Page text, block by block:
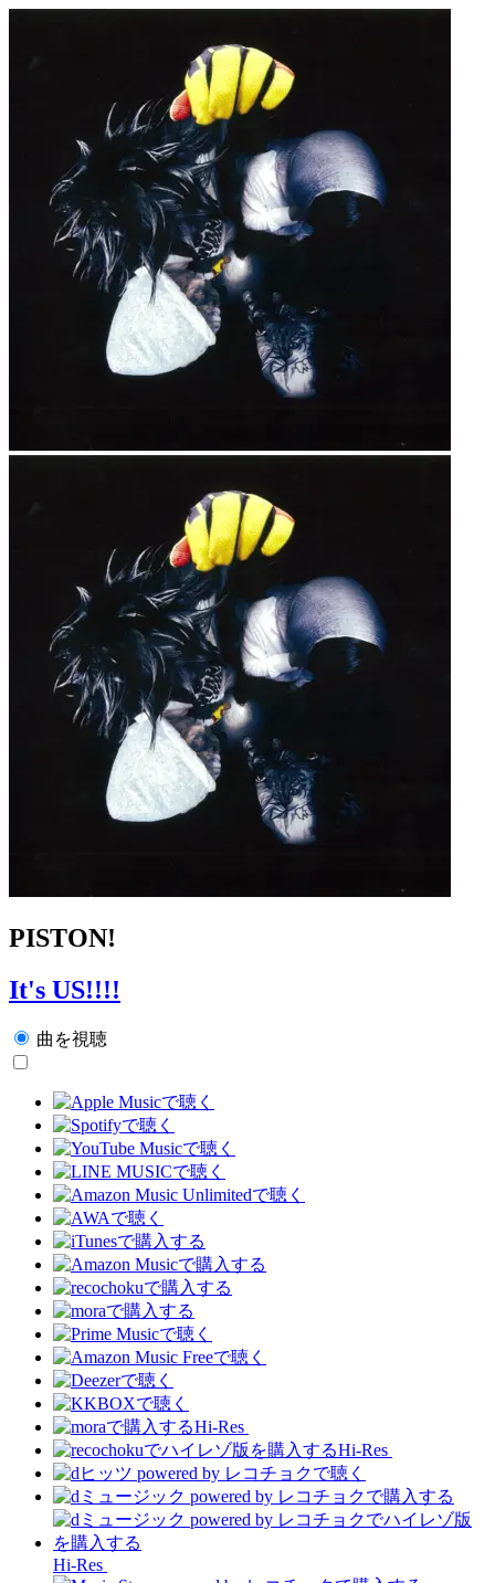
PISTON!
It's US!!!!
曲を視聴
Hi-Res
Hi-Res
Hi-Res